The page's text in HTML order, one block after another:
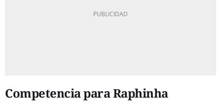
Competencia para Raphinha